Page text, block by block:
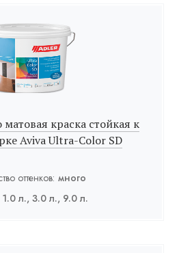
краска стойкая к
Aviva Ultra-Color SD
оттенков: много
1.0 л., 3.0 л., 9.0 л.